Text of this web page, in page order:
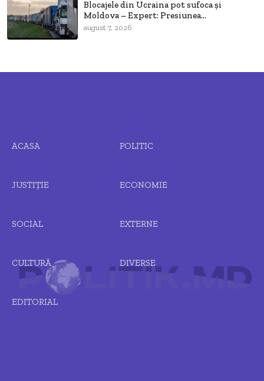
Blocajele din Ucraina pot sufoca și
Moldova – Expert: Presiunea...
august 7, 2026
ACASA POLITIC
JUSTIȚIE ECONOMIE
SOCIAL EXTERNE
CULTURĂ DIVERSE
EDITORIAL